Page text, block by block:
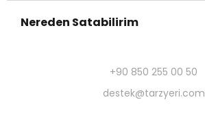
Nereden Satabilirim
+90 850 255 00 50
destek@tarzyeri.com